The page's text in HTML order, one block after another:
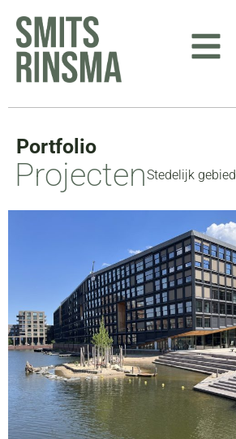
naar
inhoud
Portfolio
ProjectenStedelijk gebied